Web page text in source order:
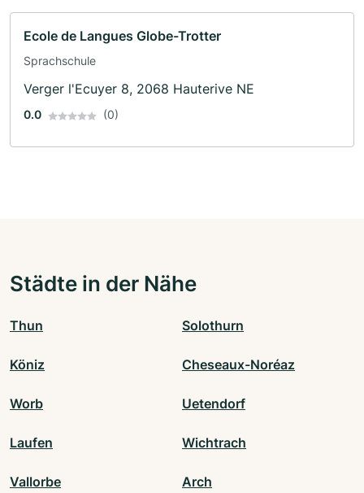
Ecole de Langues Globe-Trotter
Sprachschule
Verger l'Ecuyer 8, 2068 Hauterive NE
0.0 (0)
Städte in der Nähe
Thun Solothurn
Köniz Cheseaux-Noréaz
Worb Uetendorf
Laufen Wichtrach
Vallorbe Arch